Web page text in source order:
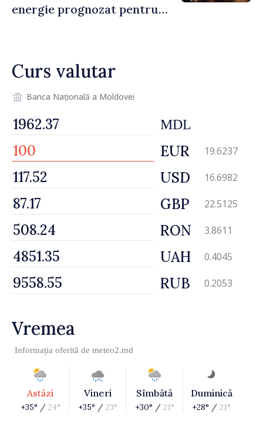
energie prognozat pentru
Curs valutar
Banca Națională a Moldovei
MDL
EUR 19.6237
USD 16.6982
GBP 22.5125
RON 3.8611
UAH 0.4045
RUB 0.2053
Vremea
Informația oferită de meteo2.md
Astăzi
+35° / 24°
Vineri
+35° / 23°
Sîmbătă
+30° / 21°
Duminică
+28° / 21°